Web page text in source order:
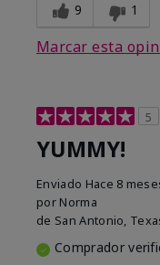
9 1
Marcar esta
5
YUMMY!
Enviado Hace 8
por Norma
de San Antonio,
Comprador